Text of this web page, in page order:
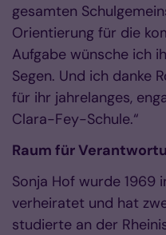
gesamten
Orientierung für die
Aufgabe wünsche ich
Segen. Und ich danke
für ihr jahrelanges,
Clara-Fey-Schule.“
Raum für
Sonja Hof wurde 1969
verheiratet und hat
studierte an der